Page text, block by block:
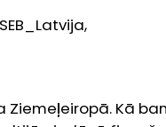
Ziemeļeiropā. Kā